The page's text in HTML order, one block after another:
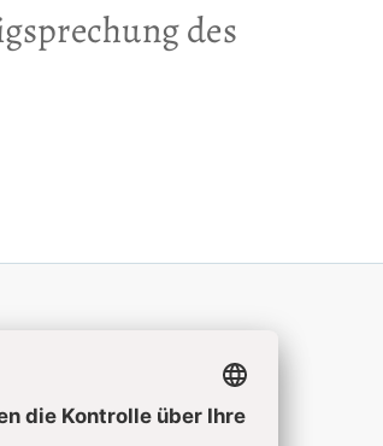
des